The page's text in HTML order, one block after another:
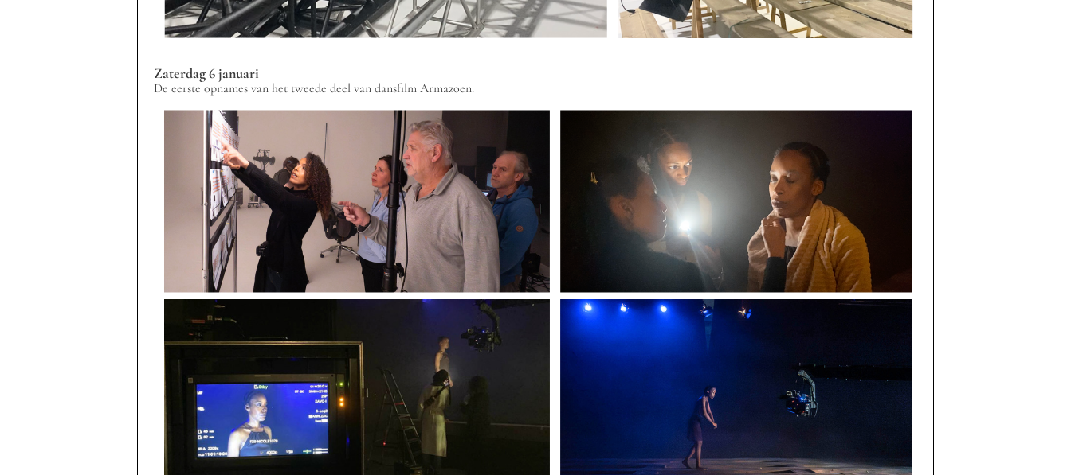
Zaterdag 6 januari
De eerste opnames van het tweede deel van dansfilm Armazoen.